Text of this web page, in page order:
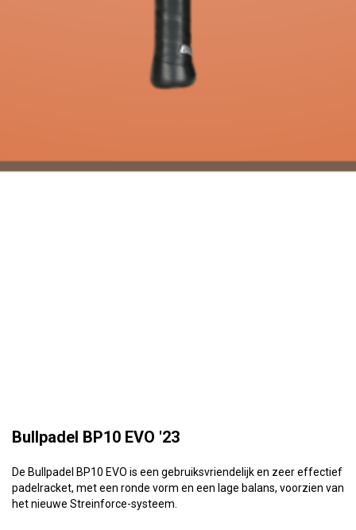
Bullpadel BP10 EVO '23
De Bullpadel BP10 EVO is een gebruiksvriendelijk en zeer effectief
padelracket, met een ronde vorm en een lage balans, voorzien van
het nieuwe Streinforce-systeem.